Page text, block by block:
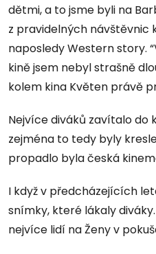
dětmi, a to jsme byli na
z pravidelných návštěvnic
naposledy Western story.
kině jsem nebyl strašně
kolem kina Květen právě
Nejvíce diváků zavítalo do
zejména to tedy byly
propadlo byla česká
I když v předcházejících
snímky, které lákaly
nejvíce lidí na Ženy v